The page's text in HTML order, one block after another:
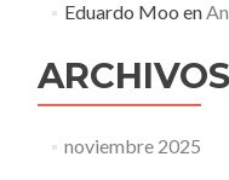
Eduardo Moo en
ARCHIVOS
noviembre 2025